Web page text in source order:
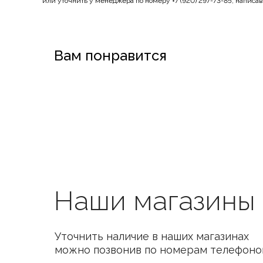
Вам понравится
Наши магазины
Уточнить наличие в наших магазинах
можно позвонив по номерам